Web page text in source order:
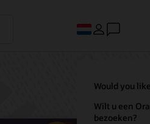
Would you
Wilt u een
bezoeken?